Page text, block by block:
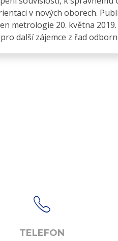
v nových oborech.
metrologie 20. května
další zájemce z řad
TELEFON